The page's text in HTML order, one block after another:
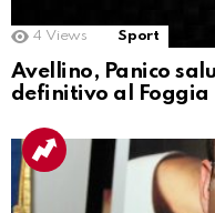
4 Views Sport
Avellino, Panico
definitivo al Foggia